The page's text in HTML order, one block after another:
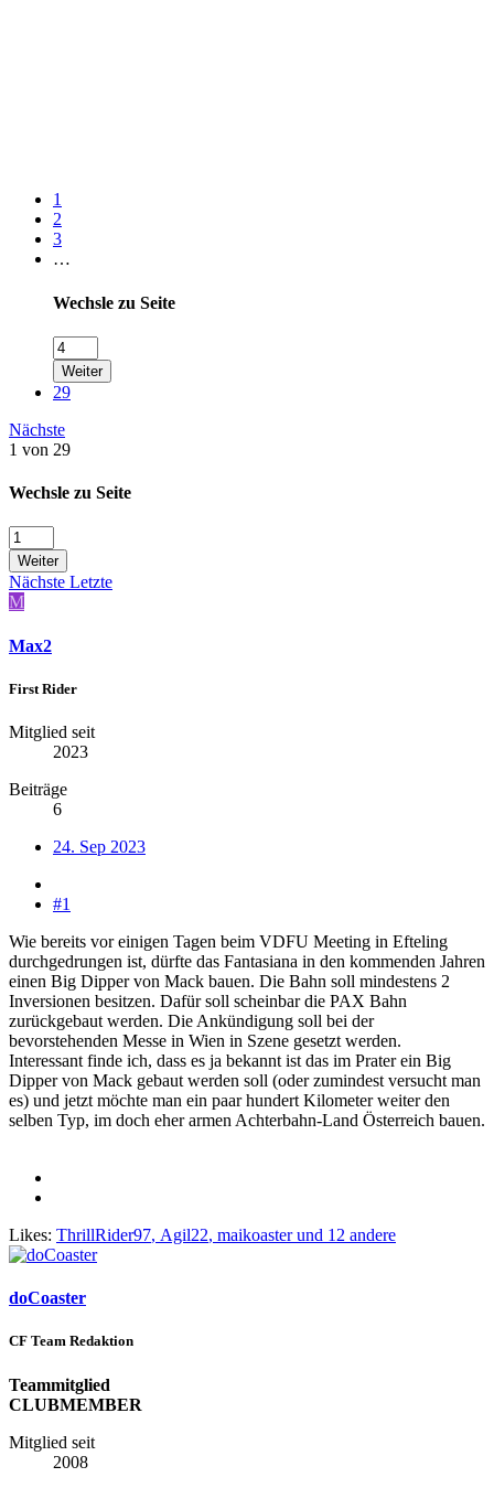
1
2
3
…
Wechsle zu Seite
Weiter
29
Nächste
1 von 29
Wechsle zu Seite
Weiter
Nächste Letzte
M
Max2
First Rider
Mitglied seit
2023
Beiträge
6
24. Sep 2023
#1
Wie bereits vor einigen Tagen beim VDFU Meeting in Efteling
durchgedrungen ist, dürfte das Fantasiana in den kommenden Jahren
einen Big Dipper von Mack bauen. Die Bahn soll mindestens 2
Inversionen besitzen. Dafür soll scheinbar die PAX Bahn
zurückgebaut werden. Die Ankündigung soll bei der
bevorstehenden Messe in Wien in Szene gesetzt werden.
Interessant finde ich, dass es ja bekannt ist das im Prater ein Big
Dipper von Mack gebaut werden soll (oder zumindest versucht man
es) und jetzt möchte man ein paar hundert Kilometer weiter den
selben Typ, im doch eher armen Achterbahn-Land Österreich bauen.
Likes: ThrillRider97, Agil22, maikoasterund 12 andere
doCoaster
CF Team Redaktion
Teammitglied
CLUBMEMBER
Mitglied seit
2008